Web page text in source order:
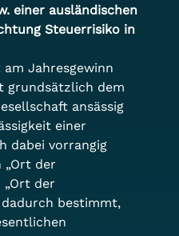
einer ausländischen
Steuerrisiko in
Jahresgewinn
grundsätzlich dem
ansässig
einer
dabei vorrangig
„Ort der
„Ort der
bestimmt,